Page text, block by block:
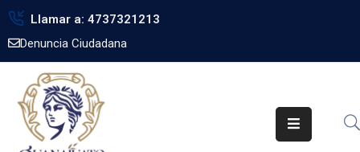
Llamar a: 4737321213
Denuncia Ciudadana
Inicio
Gobierno
Trámites